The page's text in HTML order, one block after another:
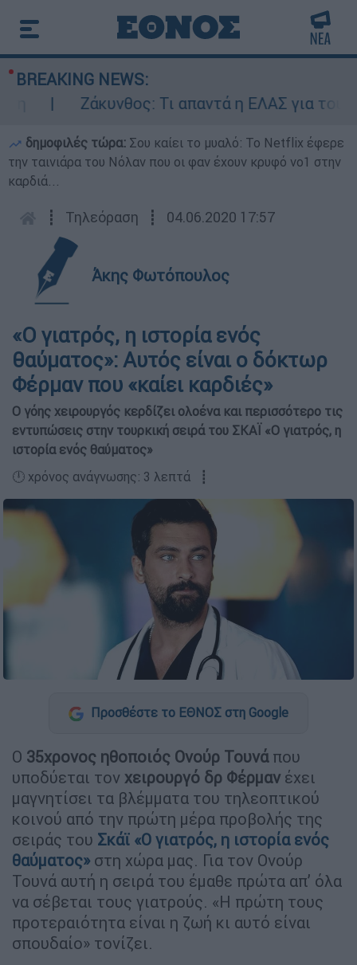
BREAKING NEWS:
Ζάκυνθος: Τι απαντά η ΕΛΑΣ για τους 8
δημοφιλές τώρα: Σου καίει το μυαλό: Το Netflix έφερε
την ταινιάρα του Νόλαν που οι φαν έχουν κρυφό νο1 στην
καρδιά...
┋ Τηλεόραση ┋ 04.06.2020 17:57
Άκης Φωτόπουλος
«Ο γιατρός, η ιστορία ενός
θαύματος»: Αυτός είναι ο δόκτωρ
Φέρμαν που «καίει καρδιές»
Ο γόης χειρουργός κερδίζει ολοένα και περισσότερο τις
εντυπώσεις στην τουρκική σειρά του ΣΚΑΪ «Ο γιατρός, η
ιστορία ενός θαύματος»
🕛 χρόνος ανάγνωσης: 3 λεπτά ┋
Προσθέστε το ΕΘΝΟΣ στη Google
Ο 35χρονος ηθοποιός Ονούρ Τουνάπου
υποδύεται τον χειρουργό δρ Φέρμαν έχει
μαγνητίσει τα βλέμματα του τηλεοπτικού
κοινού από την πρώτη μέρα προβολής της
σειράς του Σκάϊ «Ο γιατρός, η ιστορία ενός
θαύματος»στη χώρα μας. Για τον Ονούρ
Τουνά αυτή η σειρά του έμαθε πρώτα απ’ όλα
να σέβεται τους γιατρούς. «Η πρώτη τους
προτεραιότητα είναι η ζωή κι αυτό είναι
σπουδαίο» τονίζει.